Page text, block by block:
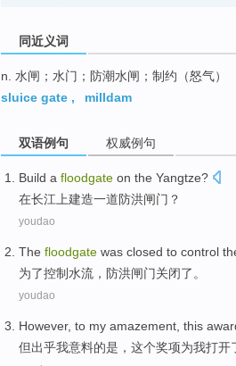
同近义词
n. 水闸；水门；防潮水闸；制约（怒气）
sluice gate , milldam
双语例句 权威例句
Build a floodgate on the Yangtze?
在长江上建造一道防洪闸门？
youdao
The floodgate was closed to control
为了控制水流， 防洪闸门关闭了 。
youdao
However, to my amazement this
但出乎我意料的是， 这个奖项为我打开